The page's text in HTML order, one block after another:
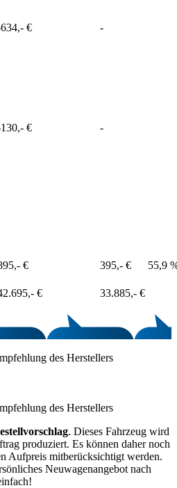
€ -
€ -
€ 395,- € 55,9
€
33.885,- €
des Herstellers
des Herstellers
. Dieses Fahrzeug wird
produziert. Es können daher noch
Aufpreis mitberücksichtigt werden.
Neuwagenangebot nach